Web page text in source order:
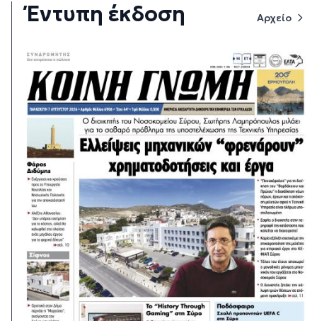
Έντυπη έκδοση Αρχείο